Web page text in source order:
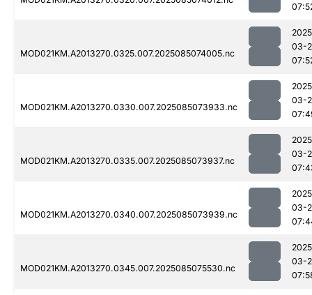
MOD021KM.A2013270.0325.007.2025085074005.nc
03-
MOD021KM.A2013270.0330.007.2025085073933.nc
03-
MOD021KM.A2013270.0335.007.2025085073937.nc
03-
MOD021KM.A2013270.0340.007.2025085073939.nc
03-
MOD021KM.A2013270.0345.007.2025085075530.nc
03-